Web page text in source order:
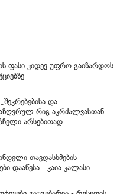
ფასი კიდევ უფრო გაიზარდოს
და
რიგ აკრძალვასთან
არსებითად
თავდასხმების
დააწესა - კაია კალასი